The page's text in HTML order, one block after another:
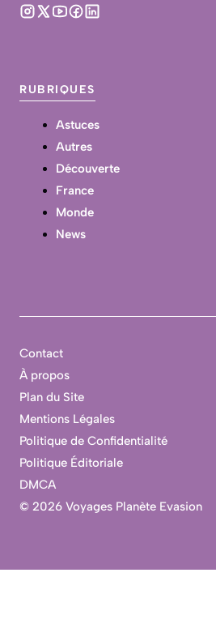
RUBRIQUES
Astuces
Autres
Découverte
France
Monde
News
© 2026 Voyages Planète Evasion
Contact
À propos
Plan du Site
Mentions Légales
Politique de Confidentialité
Politique Éditoriale
DMCA